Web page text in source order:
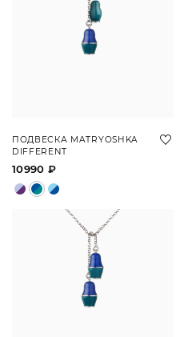
ПОДВЕСКА MATRYOSHKA
DIFFERENT
10990 ₽